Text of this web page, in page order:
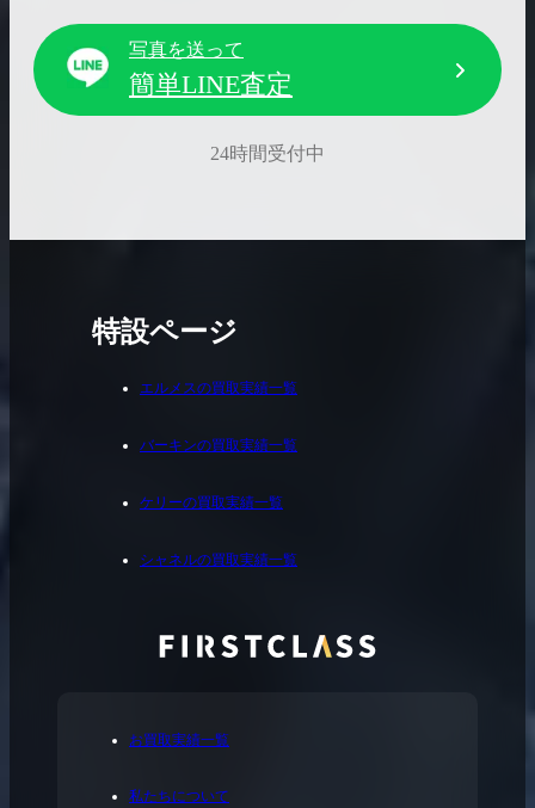
写真を送って
簡単LINE査定
24時間受付中
お買取実績一覧
私たちについて
特設ページ
エルメスの買取実績一覧
バーキンの買取実績一覧
ケリーの買取実績一覧
シャネルの買取実績一覧